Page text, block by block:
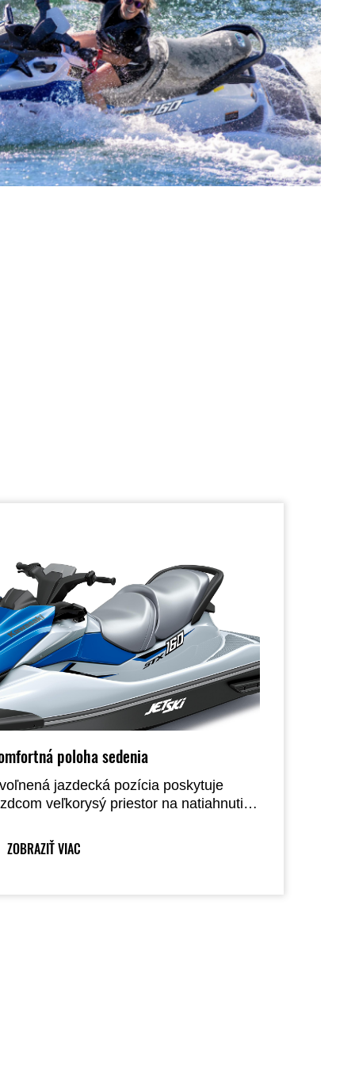
poloha sedenia
jazdecká pozícia poskytuje
veľkorysý priestor na natiahnutie
s novo navrhnutým sedadlom
cestovanie komfortnejšie ako predtým.
ZOBRAZIŤ VIAC